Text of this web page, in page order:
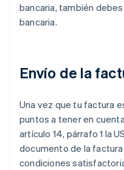
bancaria, también
bancaria.
Envío de la
Una vez que tu factura
puntos a tener en
artículo 14, párrafo 1 la
documento de la
condiciones